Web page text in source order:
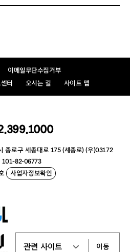
이메일무단수집거부
터 오시는 길 사이트 맵
종로구 세종대로 175 (세종로) (우)03172
101-82-06773
사업자정보확인
이동